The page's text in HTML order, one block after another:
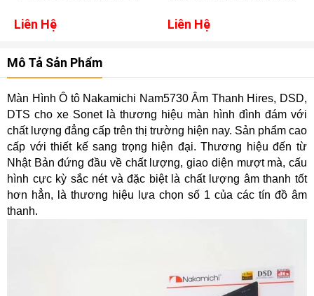
Liên Hệ Liên Hệ
Mô Tả Sản Phẩm
Màn Hình Ô tô Nakamichi Nam5730 Âm Thanh Hires, DSD,
DTS cho xe Sonet là thương hiệu màn hình đình đám với
chất lượng đẳng cấp trên thị trường hiện nay. Sản phẩm cao
cấp với thiết kế sang trọng hiện đại. Thương hiệu đến từ
Nhật Bản đứng đầu về chất lượng, giao diện mượt mà, cấu
hình cực kỳ sắc nét và đặc biệt là chất lượng âm thanh tốt
hơn hẳn, là thương hiệu lựa chọn số 1 của các tín đồ âm
thanh.